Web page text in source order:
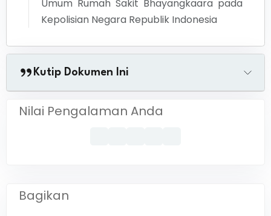
Umum Rumah Sakit Bhayangkaara pada
Kepolisian Negara Republik Indonesia
Kutip Dokumen Ini
Nilai Pengalaman Anda
Bagikan